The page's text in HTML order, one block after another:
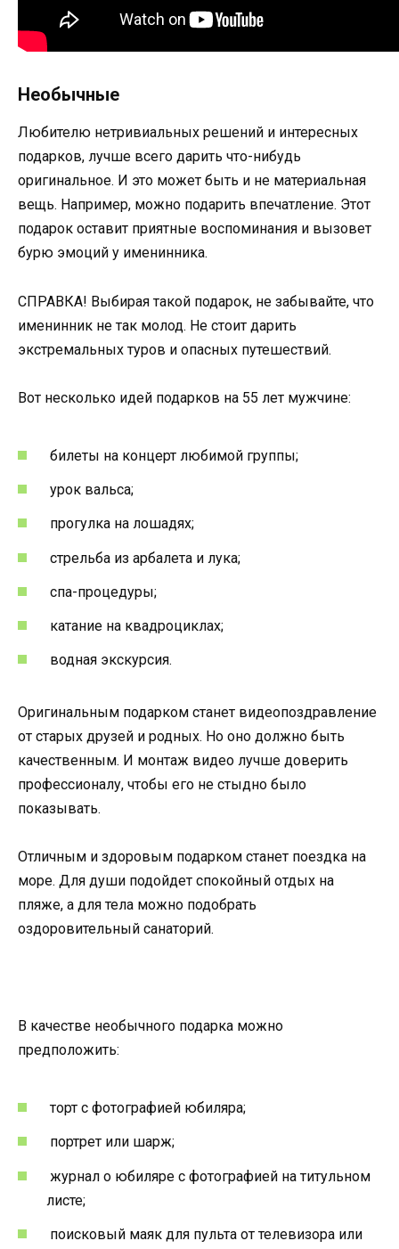
Необычные
Любителю нетривиальных решений и интересных
подарков, лучше всего дарить что-нибудь
оригинальное. И это может быть и не материальная
вещь. Например, можно подарить впечатление. Этот
подарок оставит приятные воспоминания и вызовет
бурю эмоций у именинника.
СПРАВКА! Выбирая такой подарок, не забывайте, что
именинник не так молод. Не стоит дарить
экстремальных туров и опасных путешествий.
Вот несколько идей подарков на 55 лет мужчине:
билеты на концерт любимой группы;
урок вальса;
прогулка на лошадях;
стрельба из арбалета и лука;
спа-процедуры;
катание на квадроциклах;
водная экскурсия.
Оригинальным подарком станет видеопоздравление
от старых друзей и родных. Но оно должно быть
качественным. И монтаж видео лучше доверить
профессионалу, чтобы его не стыдно было
показывать.
Отличным и здоровым подарком станет поездка на
море. Для души подойдет спокойный отдых на
пляже, а для тела можно подобрать
оздоровительный санаторий.
В качестве необычного подарка можно
предположить:
торт с фотографией юбиляра;
портрет или шарж;
журнал о юбиляре с фотографией на титульном
листе;
поисковый маяк для пульта от телевизора или